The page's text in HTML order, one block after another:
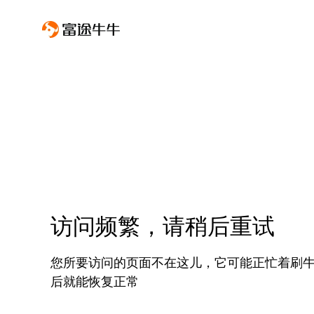
访问频繁，请稍后重试
您所要访问的页面不在这儿，它可能正忙着刷
后就能恢复正常